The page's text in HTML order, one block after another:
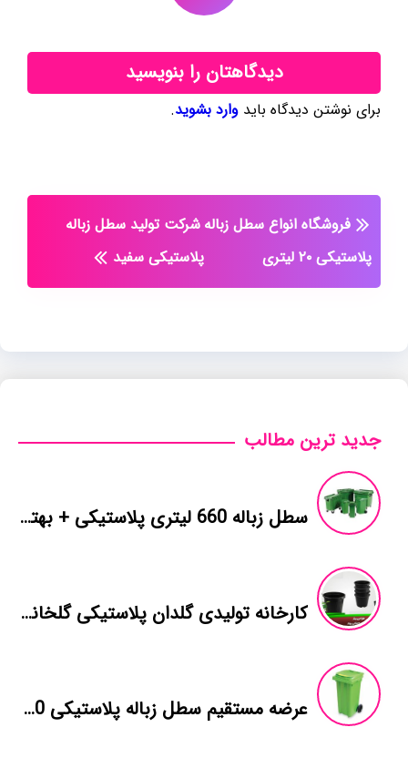
دیدگاهتان را بنویسید
برای نوشتن دیدگاه باید وارد بشوید.
فروشگاه انواع سطل زباله
پلاستیکی ۲۰ لیتری
شرکت تولید سطل زباله
پلاستیکی سفید
جدید ترین مطالب
سطل زباله 660 لیتری پلاستیکی + بهترین قیمت خرید
کارخانه تولیدی گلدان پلاستیکی گلخانه در شیراز
عرضه مستقیم سطل زباله پلاستیکی 240 لیتری